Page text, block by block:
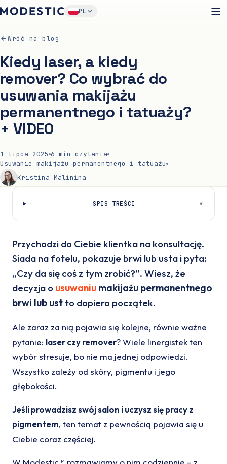
PL
Wróć na blog
Kiedy laser, a kiedy
remover? Co wybrać do
usuwania makijażu
permanentnego i tatuaży?
+ VIDEO
1 lipca 2025 6 min czytania
Usuwanie makijażu permanentnego i tatuażu
Kristina Malinina
SPIS TREŚCI ▾
Przychodzi do Ciebie klientka na konsultację.
Siada na fotelu, pokazuje brwi lub usta i pyta:
„Czy da się coś z tym zrobić?”. Wiesz, że
decyzja o usuwaniu makijażu permanentnego
brwi lub ust to dopiero początek.
Ale zaraz za nią pojawia się kolejne, równie ważne
pytanie: laser czy remover? Wiele linergistek ten
wybór stresuje, bo nie ma jednej odpowiedzi.
Wszystko zależy od skóry, pigmentu i jego
głębokości.
Jeśli prowadzisz swój salon i uczysz się pracy z
pigmentem, ten temat z pewnością pojawia się u
Ciebie coraz częściej.